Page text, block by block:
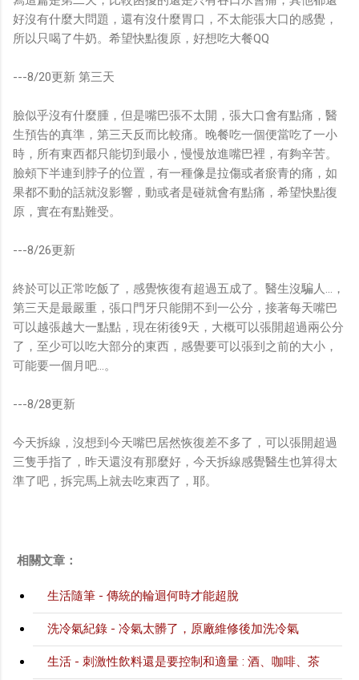
好沒有什麼大問題，還有沒什麼胃口，不太能張大口的感覺，
所以只喝了牛奶。希望快點復原，好想吃大餐QQ
---8/20更新 第三天
臉似乎沒有什麼腫，但是嘴巴張不太開，張大口會有點痛，醫
生預告的真準，第三天反而比較痛。晚餐吃一個便當吃了一小
時，所有東西都只能切到最小，慢慢放進嘴巴裡，有夠辛苦。
臉頰下半連到脖子的位置，有一種像是拉傷或者瘀青的痛，如
果都不動的話就沒影響，動或者是碰就會有點痛，希望快點復
原，實在有點難受。
---8/26更新
終於可以正常吃飯了，感覺恢復有超過五成了。醫生沒騙人...，
第三天是最嚴重，張口門牙只能開不到一公分，接著每天嘴巴
可以越張越大一點點，現在術後9天，大概可以張開超過兩公分
了，至少可以吃大部分的東西，感覺要可以張到之前的大小，
可能要一個月吧...。
---8/28更新
今天拆線，沒想到今天嘴巴居然恢復差不多了，可以張開超過
三隻手指了，昨天還沒有那麼好，今天拆線感覺醫生也算得太
準了吧，拆完馬上就去吃東西了，耶。
相關文章：
生活隨筆 - 傳統的輪迴何時才能超脫
洗冷氣紀錄 - 冷氣太髒了，原廠維修後加洗冷氣
生活 - 刺激性飲料還是要控制和適量 : 酒、咖啡、茶